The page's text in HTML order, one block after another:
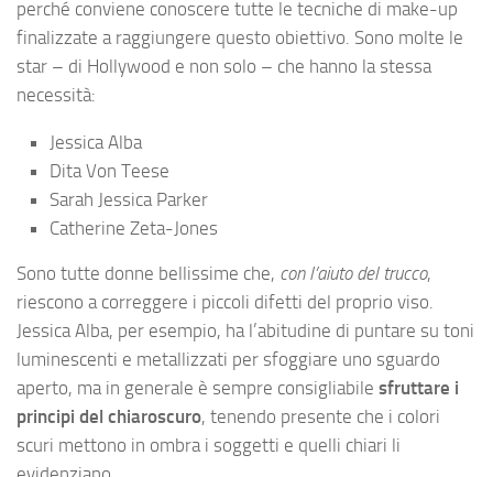
perché conviene conoscere tutte le tecniche di make-up
finalizzate a raggiungere questo obiettivo. Sono molte le
star – di Hollywood e non solo – che hanno la stessa
necessità:
Jessica Alba
Dita Von Teese
Sarah Jessica Parker
Catherine Zeta-Jones
Sono tutte donne bellissime che, con l’aiuto del trucco,
riescono a correggere i piccoli difetti del proprio viso.
Jessica Alba, per esempio, ha l’abitudine di puntare su toni
luminescenti e metallizzati per sfoggiare uno sguardo
aperto, ma in generale è sempre consigliabile sfruttare i
principi del chiaroscuro, tenendo presente che i colori
scuri mettono in ombra i soggetti e quelli chiari li